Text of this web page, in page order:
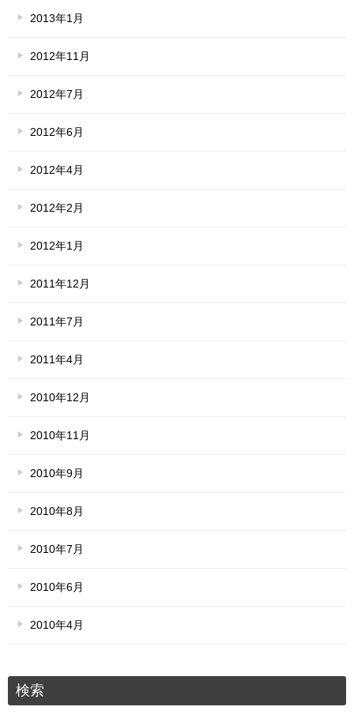
2013年1月
2012年11月
2012年7月
2012年6月
2012年4月
2012年2月
2012年1月
2011年12月
2011年7月
2011年4月
2010年12月
2010年11月
2010年9月
2010年8月
2010年7月
2010年6月
2010年4月
検索